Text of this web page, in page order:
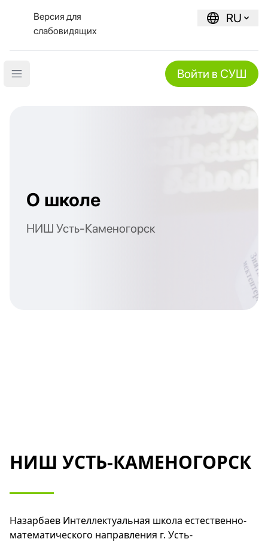
Версия для
слабовидящих
RU
Open main menu Войти в СУШ
О школе
НИШ Усть-Каменогорск
НИШ УСТЬ-КАМЕНОГОРСК
Назарбаев Интеллектуальная школа естественно-
математического направления г. Усть-